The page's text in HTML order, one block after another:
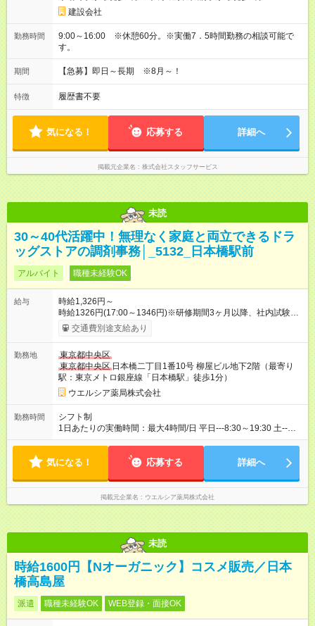
建設会社
勤務時間
9:00～16:00 ※休憩60分。※実働7．5時間勤務の相談可能で
す。
期間 【急募】即日～長期 ※8月～！
特徴 履歴書不要
気になる！ 応募する 詳細へ
掲載元企業名 株式会社スタッフサービス
未読
30～40代活躍中！無理なく家庭と両立できるドラ
ッグストアの調剤事務│_5132_日本橋駅前
アルバイト 職種未経験OK
給与
時給1,326円～
時給1326円(17:00～1346円)※研修期間3ヶ月以降、社内試験に
よる更新判定あり 社内試験合格後、時給＋50～100円の昇給あ
り （大学生は＋20円） 試用期間あり：入社日から3ヶ月間／本
間の長さ：3ヶ月 雇用形態、給与は本採用時と同じです。
交通費別途支給あり
勤務地
東京都中央区
東京都中央区 日本橋二丁目1番10号 柳屋ビル地下2階（最寄り
駅：東京メトロ銀座線「日本橋駅」徒歩1分）
ウエルシア薬局株式会社
勤務時間
シフト制
1日あたりの実働時間：最大4時間/日 平日---8:30～19:30 土--
-8:50～14:30 1日4時間の勤務 ☆週3～4日の勤務 ※勤務曜日応相
気になる！ 応募する 詳細へ
掲載元企業名 ウエルシア薬局株式会社
未読
時給1600円【Nオーガニック】コスメ販売／日本
橋高島屋
派遣 職種未経験OK WEB登録・面接OK